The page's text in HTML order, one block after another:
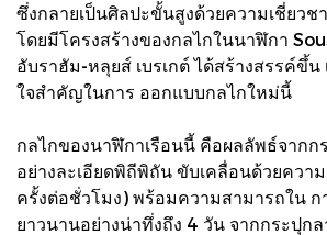
ซึ่งกลายเป็นศิลปะขั้นสูงด้วยความเชี่ยว
โดยมีโครงสร้างของกลไกในนาฬิกา
อับราฮัม-หลุยส์ เบรเกต์ ได้สร้างสรรค์ขึ้น
ใจสําคัญในการ ออกแบบกลไกใหม่นี้
กลไกของนาฬิกาเรือนนี้ คือผลลัพธ์จาก
อย่างละเอียดพิถีพิถัน ขับเคลื่อนด้วยควา
ครั้งต่อชั่วโมง) พร้อมความสามารถใน ก
ยาวนานอย่างน่าทึ่งถึง 4 วัน จากกระปุกล